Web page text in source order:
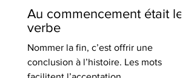
Au commencement était le
verbe
Nommer la fin, c’est offrir une
conclusion à l’histoire. Les mots